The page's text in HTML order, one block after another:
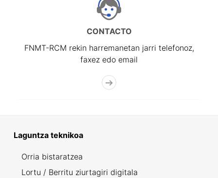
CONTACTO
FNMT-RCM rekin harremanetan jarri telefonoz,
faxez edo email
Laguntza teknikoa
Orria bistaratzea
Lortu / Berritu ziurtagiri digitala